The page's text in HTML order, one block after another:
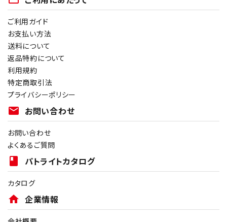
ご利用ガイド
お支払い方法
送料について
返品特約について
利用規約
特定商取引法
プライバシーポリシー
mail お問い合わせ
お問い合わせ
よくあるご質問
book パトライトカタログ
カタログ
home 企業情報